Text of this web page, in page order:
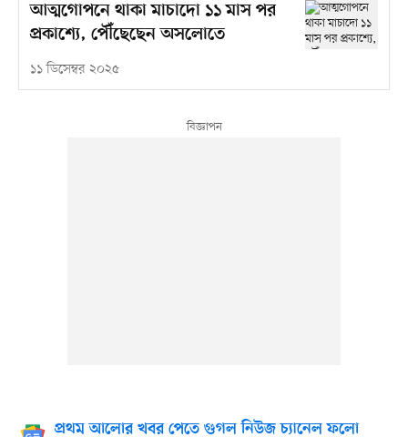
আত্মগোপনে থাকা মাচাদো ১১ মাস পর
প্রকাশ্যে, পৌঁছেছেন অসলোতে
১১ ডিসেম্বর ২০২৫
প্রথম আলোর খবর পেতে গুগল নিউজ চ্যানেল ফলো